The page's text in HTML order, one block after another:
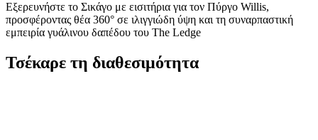
Εξερευνήστε το Σικάγο με εισιτήρια για τον Πύργο Willis,
προσφέροντας θέα 360° σε ιλιγγιώδη ύψη και τη συναρπαστική
εμπειρία γυάλινου δαπέδου του The Ledge
Τσέκαρε τη διαθεσιμότητα